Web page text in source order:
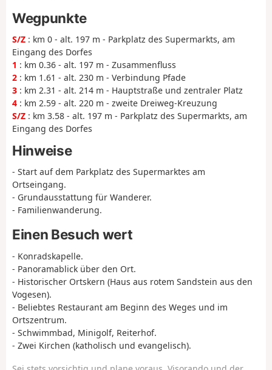
Wegpunkte
S/Z : km 0 - alt. 197 m - Parkplatz des Supermarkts, am
Eingang des Dorfes
1 : km 0.36 - alt. 197 m - Zusammenfluss
2 : km 1.61 - alt. 230 m - Verbindung Pfade
3 : km 2.31 - alt. 214 m - Hauptstraße und zentraler Platz
4 : km 2.59 - alt. 220 m - zweite Dreiweg-Kreuzung
S/Z : km 3.58 - alt. 197 m - Parkplatz des Supermarkts, am
Eingang des Dorfes
Hinweise
- Start auf dem Parkplatz des Supermarktes am
Ortseingang.
- Grundausstattung für Wanderer.
- Familienwanderung.
Einen Besuch wert
- Konradskapelle.
- Panoramablick über den Ort.
- Historischer Ortskern (Haus aus rotem Sandstein aus den
Vogesen).
- Beliebtes Restaurant am Beginn des Weges und im
Ortszentrum.
- Schwimmbad, Minigolf, Reiterhof.
- Zwei Kirchen (katholisch und evangelisch).